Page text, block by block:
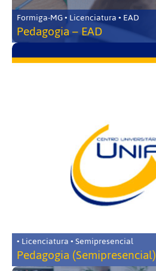
Formiga-MG • Licenciatura • EAD
Pedagogia – EAD
• Licenciatura • Semipresencial
Pedagogia (Semipresencial)